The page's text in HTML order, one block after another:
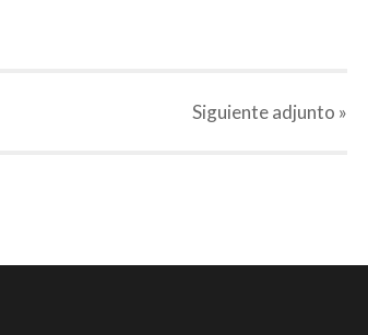
Siguienteadjunto »